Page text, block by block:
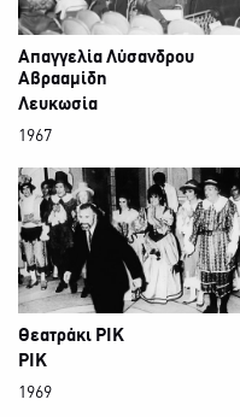
Απαγγελία Λύσανδρου
Αβρααμίδη
Λευκωσία
1967
Θεατράκι ΡΙΚ
ΡΙΚ
1969